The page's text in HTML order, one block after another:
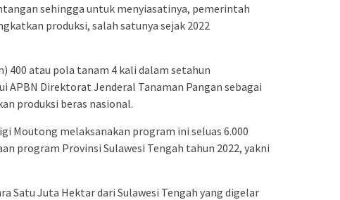
sehingga untuk menyiasatinya, pemerintah
produksi, salah satunya sejak 2022
400 atau pola tanam 4 kali dalam setahun
APBN Direktorat Jenderal Tanaman Pangan sebagai
produksi beras nasional.
Moutong melaksanakan program ini seluas 6.000
program Provinsi Sulawesi Tengah tahun 2022, yakni
Satu Juta Hektar dari Sulawesi Tengah yang digelar